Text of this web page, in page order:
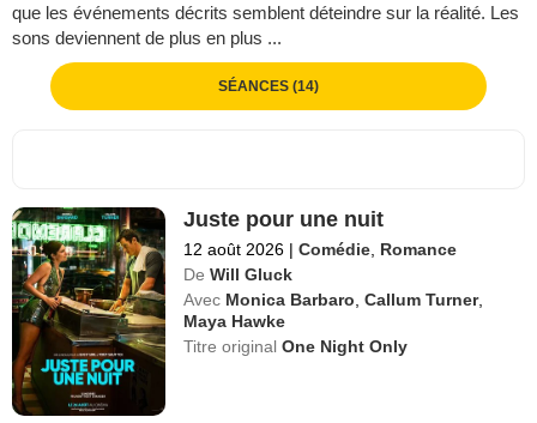
que les événements décrits semblent déteindre sur la réalité. Les
sons deviennent de plus en plus ...
SÉANCES (14)
Juste pour une nuit
12 août 2026 | Comédie Romance
De Will Gluck
Avec Monica Barbaro ,Callum Turner,
Maya Hawke
Titre originalOne Night Only